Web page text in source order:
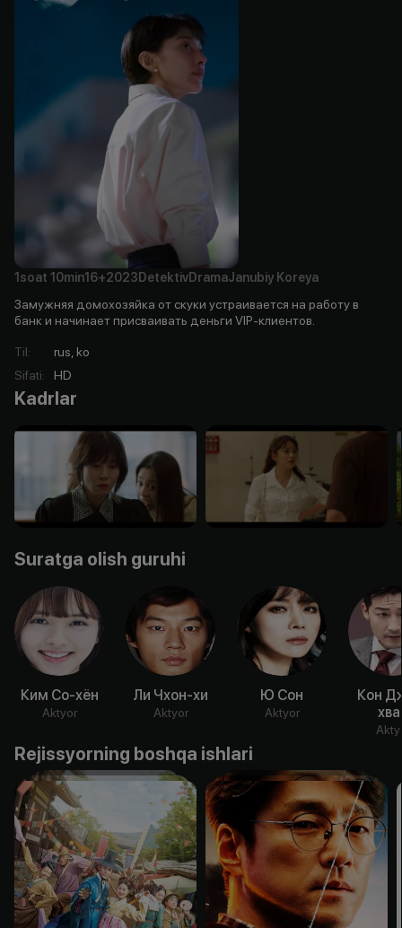
1soat 10min16+2023 DetektivDramaJanubiy Koreya
Замужняя домохозяйка от скуки устраивается на работу в
банк и начинает присваивать деньги VIP-клиентов.
Til:
rus, ko
Sifati: HD
Kadrlar
Suratga olish guruhi
Ким Со-хён
Aktyor
Ли Чхон-хи
Aktyor
Ю Сон
Aktyor
Кон
Rejissyorning boshqa ishlari